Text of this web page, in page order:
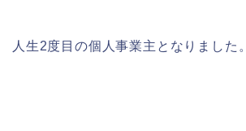
人生2度目の個人事業主となりました。